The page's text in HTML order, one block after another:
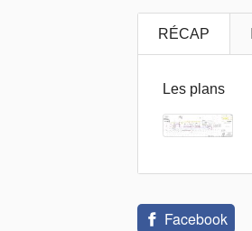
RÉCAP
Les plans
Facebook